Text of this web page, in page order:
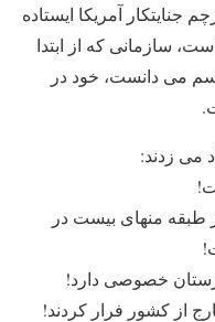
جنایتکار آمریکا ایستاده
سازمانی که از ابتدا
می دانست، خود در
می زدند:
طبقه منهای بیست در
خصوصی دارد!
از کشور فرار کردند!